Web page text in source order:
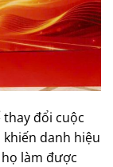
thay đổi cuộc
danh hiệu
làm được